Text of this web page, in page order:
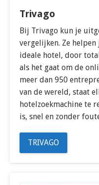
Trivago
Bij Trivago kun je
vergelijken. Ze
ideale hotel, door
als het gaat om de
meer dan 950
van de wereld, staat
hotelzoekmachine te
is, snel en zonder
TRIVAGO